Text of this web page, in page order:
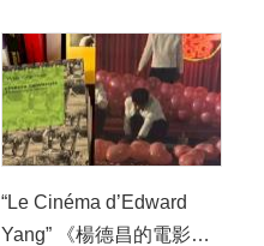
(巴文中心提供)
“Le Cinéma d’Edward
Yang” 《楊德昌的電影世